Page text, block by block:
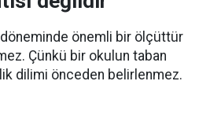
önemli bir ölçüttür
Çünkü bir okulun taban
dilimi önceden belirlenmez.